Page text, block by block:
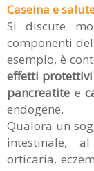
Caseina e
Si discute
componenti
esempio, è
effetti protettivi
pancreatite e
endogene.
Qualora un
intestinale,
orticaria,